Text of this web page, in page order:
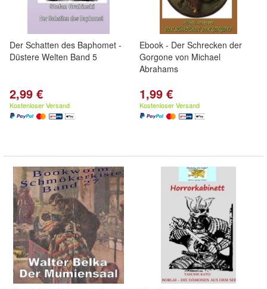
Der Schatten des Baphomet -
Düstere Welten Band 5
2,99 €
Kostenloser Versand
Ebook - Der Schrecken der
Gorgone von Michael
Abrahams
1,99 €
Kostenloser Versand